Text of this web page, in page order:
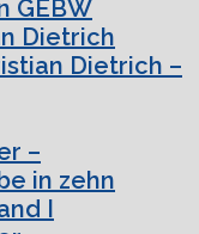
GEBW
Dietrich
Dietrich –
–
in zehn
I